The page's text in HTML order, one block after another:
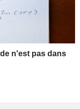
n'est pas dans